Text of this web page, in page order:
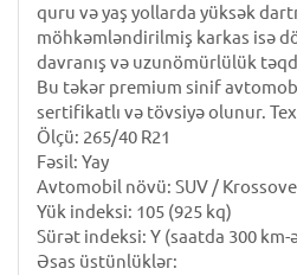
quru və yaş yollarda yüksək
möhkəmləndirilmiş karkas isə
davranış və uzunömürlülük
Bu təkər premium sinif
sertifikatlı və tövsiyə olunur.
Ölçü: 265/40 R21
Fəsil: Yay
Avtomobil növü: SUV /
Yük indeksi: 105 (925 kq)
Sürət indeksi: Y (saatda 300 km-
Əsas üstünlüklər: